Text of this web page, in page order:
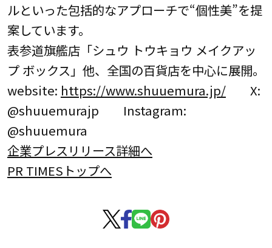
ルといった包括的なアプローチで“個性美”を提
案しています。
表参道旗艦店「シュウ トウキョウ メイクアッ
プ ボックス」他、全国の百貨店を中心に展開。
website: https://www.shuuemura.jp/X:
@shuuemurajp Instagram:
@shuuemura
企業プレスリリース詳細へ
PR TIMESトップへ